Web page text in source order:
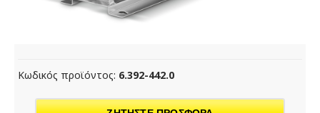
Κωδικός προϊόντος: 6.392-442.0